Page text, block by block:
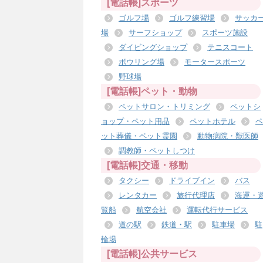
[電話帳]スポーツ
ゴルフ場 ゴルフ練習場
サッカ
場
サーフショップ
スポーツ施設
ダイビングショップ
テニスコート
ボウリング場
モータースポーツ
野球場
[電話帳]ペット・動物
ペットサロン・トリミング
ペットシ
ョップ・ペット用品
ペットホテル
ペ
ット葬儀・ペット霊園
動物病院・獣医師
調教師・ペットしつけ
[電話帳]交通・移動
タクシー ドライブイン
バス
レンタカー
旅行代理店
海運・
覧船
航空会社
運転代行サービス
道の駅
鉄道・駅 駐車場
駐
輪場
[電話帳]公共サービス